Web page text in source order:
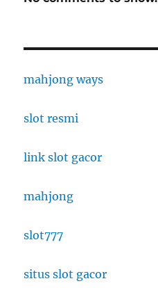
mahjong ways
slot resmi
link slot gacor
mahjong
slot777
situs slot gacor